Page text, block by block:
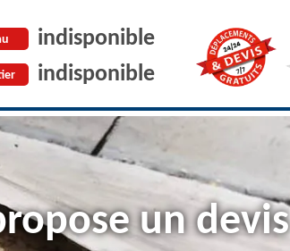
indisponible
indisponible
un devis